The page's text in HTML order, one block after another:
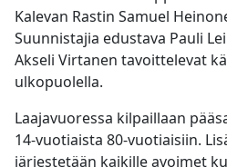
Kalevan Rastin Samuel
Suunnistajia edustava Pauli
Akseli Virtanen tavoittelevat
ulkopuolella.
Laajavuoressa kilpaillaan
14-vuotiaista 80-vuotiaisiin.
järjestetään kaikille avoimet